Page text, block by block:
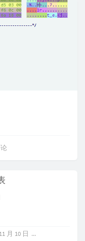
月 10 日